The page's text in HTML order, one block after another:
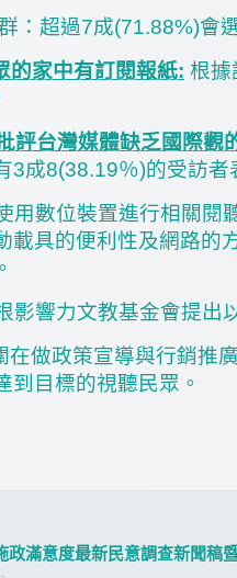
：超過7成(71.88%)會
的家中有訂閱報紙: 根據
評台灣媒體缺乏國際觀
3成8(38.19％)的受訪者
數位裝置進行相關閱
載具的便利性及網路
響力文教基金會提出
在做政策宣導與行銷推
到目標的視聽民眾。
政滿意度最新民意調查新聞稿